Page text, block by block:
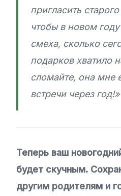
пригласить
чтобы в новом
смеха, сколько
подарков хватило
сломайте, она
встречи через год!»
Теперь ваш
будет скучным.
другим родителям и